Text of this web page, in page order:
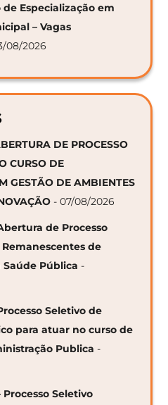
Especialização em
– Vagas
08/2026
DE PROCESSO
CURSO DE
GESTÃO DE AMBIENTES
- 07/08/2026
de Processo
de
Saúde Pública -
Seletivo de
para atuar no curso de
Publica -
Processo Seletivo